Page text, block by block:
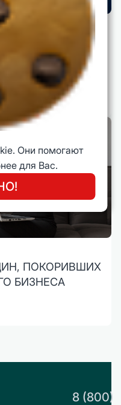
меняют бизнес и
ПОКОРИВШИХ
БИЗНЕСА
8 (800)
Они помогают
для Вас.